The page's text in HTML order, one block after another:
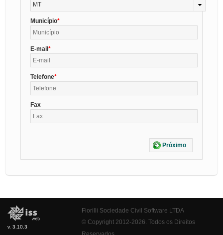
MT
Município
E-mail
Telefone
Fax
Próximo
v. 3.10.3
Fiorilli Sociedade Civil Software LTDA
© Copyright 2012-2026. Todos os Direitos